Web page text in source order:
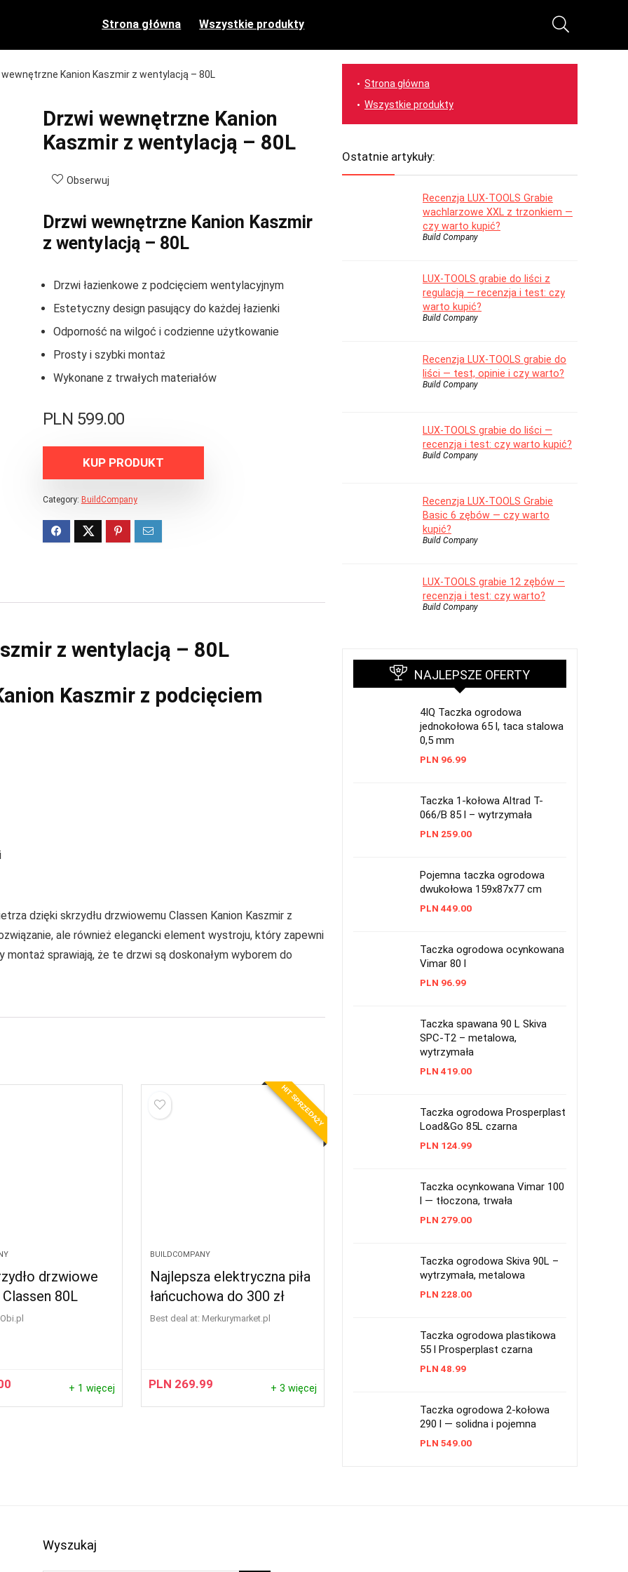
Strona główna Wszystkie produkty
Kanion Kaszmir z wentylacją – 80L
Drzwi wewnętrzne Kanion
Kaszmir z wentylacją – 80L
Obserwuj
Drzwi wewnętrzne Kanion Kaszmir
z wentylacją – 80L
Drzwi łazienkowe z podcięciem wentylacyjnym
Estetyczny design pasujący do każdej łazienki
Odporność na wilgoć i codzienne użytkowanie
Prosty i szybki montaż
Wykonane z trwałych materiałów
PLN 599.00
KUP PRODUKT
Category: BuildCompany
z wentylacją – 80L
Kaszmir z podcięciem
dzięki skrzydłu drzwiowemu Classen Kanion Kaszmir z
ale również elegancki element wystroju, który zapewni
sprawiają, że te drzwi są doskonałym wyborem do
drzwiowe
80L
obi.pl
+ 1 więcej
HIT SPRZEDAŻY
BUILDCOMPANY
Najlepsza elektryczna piła
łańcuchowa do 300 zł
Best deal at: merkurymarket.pl
PLN 269.99 + 3 więcej
Strona główna
Wszystkie produkty
Ostatnie artykuły:
Recenzja LUX-TOOLS Grabie
wachlarzowe XXL z trzonkiem —
czy warto kupić?
Build Company
LUX-TOOLS grabie do liści z
regulacją — recenzja i test: czy
warto kupić?
Build Company
Recenzja LUX-TOOLS grabie do
liści — test, opinie i czy warto?
Build Company
LUX-TOOLS grabie do liści —
recenzja i test: czy warto kupić?
Build Company
Recenzja LUX-TOOLS Grabie
Basic 6 zębów — czy warto
kupić?
Build Company
LUX-TOOLS grabie 12 zębów —
recenzja i test: czy warto?
Build Company
NAJLEPSZE OFERTY
4IQ Taczka ogrodowa
jednokołowa 65 l, taca stalowa
0,5 mm
PLN 96.99
Taczka 1-kołowa Altrad T-
066/B 85 l – wytrzymała
PLN 259.00
Pojemna taczka ogrodowa
dwukołowa 159x87x77 cm
PLN 449.00
Taczka ogrodowa ocynkowana
Vimar 80 l
PLN 96.99
Taczka spawana 90 L Skiva
SPC-T2 – metalowa,
wytrzymała
PLN 419.00
Taczka ogrodowa Prosperplast
Load&Go 85L czarna
PLN 124.99
Taczka ocynkowana Vimar 100
l — tłoczona, trwała
PLN 279.00
Taczka ogrodowa Skiva 90L –
wytrzymała, metalowa
PLN 228.00
Taczka ogrodowa plastikowa
55 l Prosperplast czarna
PLN 48.99
Taczka ogrodowa 2-kołowa
290 l — solidna i pojemna
PLN 549.00
Wyszukaj